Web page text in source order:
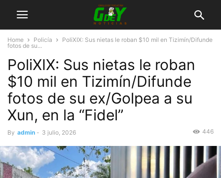
Home Policía
PoliXIX: Sus nietas le roban $10 mil en Tizimín/Difunde
fotos de su...
PoliXIX: Sus nietas le roban
$10 mil en Tizimín/Difunde
fotos de su ex/Golpea a su
Xun, en la “Fidel”
By admin - 3 julio, 2026 446